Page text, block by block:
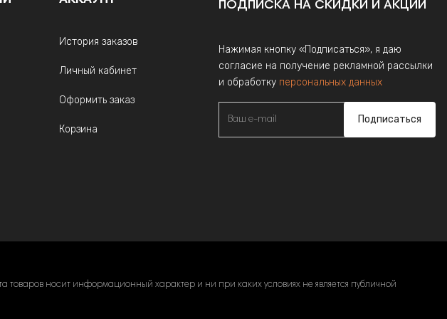
История заказов
Личный кабинет
Оформить заказ
Корзина
ПОДПИСКА НА СКИДКИ И АКЦИИ
Нажимая кнопку «Подписаться», я даю
согласие на получение рекламной рассылки
и обработку персональных данных
Подписаться
носит информационный характер и ни при каких условиях не является публичной